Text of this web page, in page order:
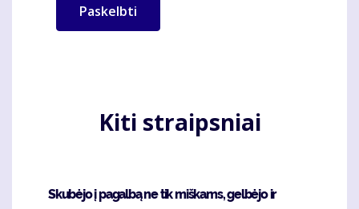
Kiti straipsniai
Skubėjo į pagalbą ne tik miškams, gelbėjo ir